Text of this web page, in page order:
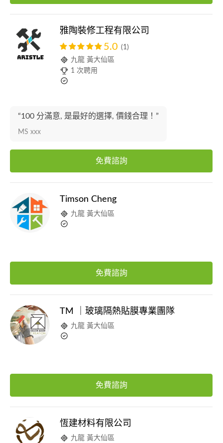
雅陶裝修工程有限公司
5.0 (1)
九龍 黃大仙區
1 次聘用
“100 分滿意, 是最好的選擇, 價錢合理！”
MS xxx
免費諮詢
Timson Cheng
九龍 黃大仙區
免費諮詢
TM ｜玻璃隔熱貼膜專業團隊
九龍 黃大仙區
免費諮詢
恆建材料有限公司
九龍 黃大仙區